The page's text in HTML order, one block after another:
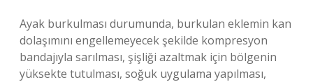
Ayak burkulması durumunda, burkulan eklemin kan
dolaşımını engellemeyecek şekilde kompresyon
bandajıyla sarılması, şişliği azaltmak için bölgenin
yüksekte tutulması, soğuk uygulama yapılması,